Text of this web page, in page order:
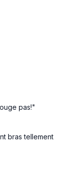
pas!"
bras tellement